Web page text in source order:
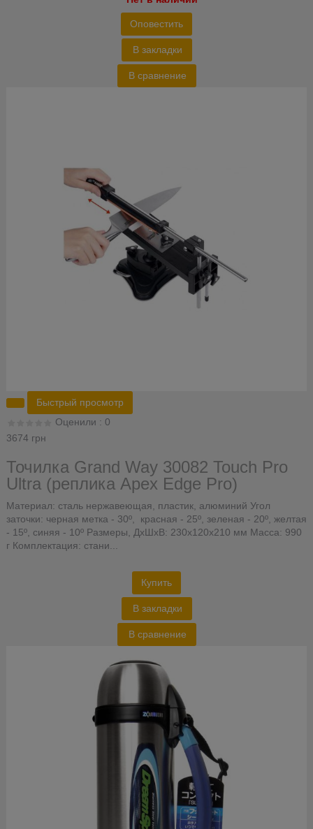
Оповестить
В закладки
В сравнение
Быстрый просмотр
Оценили : 0
3674 грн
Точилка Grand Way 30082 Touch Pro
Ultra (реплика Apex Edge Pro)
Материал: сталь нержавеющая, пластик, алюминий Угол
заточки: черная метка - 30º, красная - 25º, зеленая - 20º, желтая
- 15º, синяя - 10º Размеры, ДхШхВ: 230х120х210 мм Масса: 990
г Комплектация: стани...
Купить
В закладки
В сравнение